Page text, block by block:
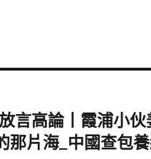
言高論丨霞浦小伙
那片海_中國查包